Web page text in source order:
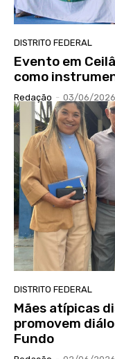
DISTRITO FEDERAL
Evento em
como
Redação - 03/06/2026
DISTRITO FEDERAL
Mães atípicas
promovem
Fundo